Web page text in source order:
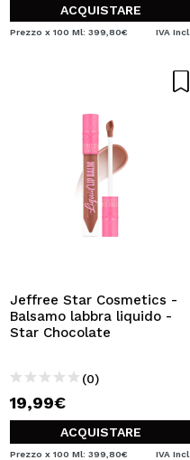
ACQUISTARE
Prezzo x 100 Ml: 399,80€ IVA Incl.
Jeffree Star Cosmetics -
Balsamo labbra liquido -
Star Chocolate
(0)
19,99€
ACQUISTARE
Prezzo x 100 Ml: 399,80€ IVA Incl.